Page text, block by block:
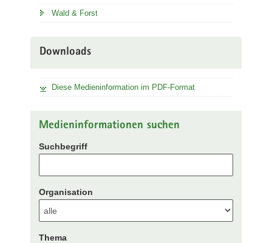
Wald & Forst
Downloads
Diese Medieninformation im PDF-Format
Medieninformationen suchen
Suchbegriff
Organisation
Thema